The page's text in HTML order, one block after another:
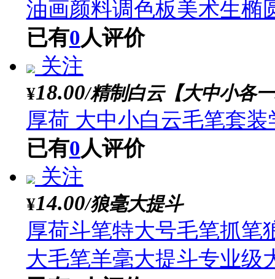
已有0人评价
关注
¥5.60/【4k200g】素描纸
十哲8k4k/2k素描纸加
已有0人评价
关注
¥4.00/椭圆形大号30*40cm
油画颜料调色板美术
已有0人评价